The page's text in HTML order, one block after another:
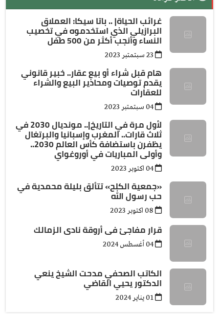
غرائب الحياة| .. باتا سيكا: العملاق
البرازيلي الذي استخدموه في تخصيب
النساء وأنجب أكثر من 500 طفل
هام قبل شراء أو بيع عقار.. خبير قانوني
يقدم توصيات ومحاذير البيع والشراء
للعقارات
لأول مرة في التاريخ|.. مونديال 2030 في
ثلاث قارات.. المغرب وإسبانيا والبرتغال
يظفرن باستضافة كأس العالم 2030..
وأولى المباريات في أوروغواي
«جمعية الكلح» تتألق بليلة محمدية في
حب رسول الله
قرار مفاجئ فى أروقة نادى الزمالك
الكاتب الصحفي مدحت الشيخ ينعي
الدكتور يحيي القاضي